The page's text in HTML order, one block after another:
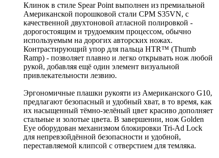
Клинок в стиле Spear Point выполнен из премиальной
Американской порошковой стали CPM S35VN, с
качественной двухтоновой атласной полировкой -
дорогостоящим и трудоемким процессом, обычно
используемым на дорогих авторских ножах.
Контрастирующий упор для пальца HTR™ (Thumb
Ramp) - позволяет плавно и легко открывать нож любой
рукой, добавляя ещё один элемент визуальной
привлекательности лезвию.
Эргономичные плашки рукояти из Американского G10,
предлагают безопасный и удобный хват, в то время, как
их насыщенный тёмно-зелёный цвет красиво дополняет
стальные и золотые цвета. В завершении, нож Golden
Eye оборудован механизмом блокировки Tri-Ad Lock
для непревзойдённой безопасности и удобной,
переставляемой клипсой с отверстием для темляка.